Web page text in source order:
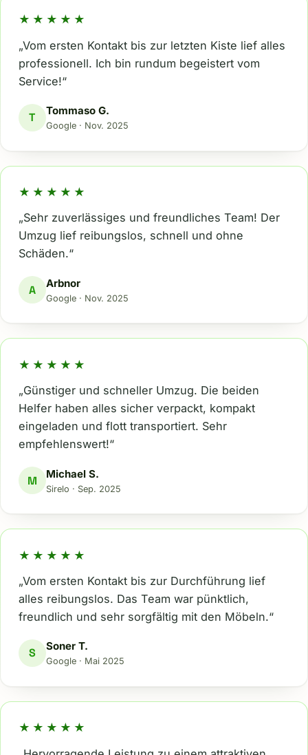
★★★★★
„Vom ersten Kontakt bis zur letzten Kiste lief alles
professionell. Ich bin rundum begeistert vom
Service!“
T Tommaso G.
Google · Nov. 2025
★★★★★
„Sehr zuverlässiges und freundliches Team! Der
Umzug lief reibungslos, schnell und ohne
Schäden.“
A Arbnor
Google · Nov. 2025
★★★★★
„Günstiger und schneller Umzug. Die beiden
Helfer haben alles sicher verpackt, kompakt
eingeladen und flott transportiert. Sehr
empfehlenswert!“
M Michael S.
Sirelo · Sep. 2025
★★★★★
„Vom ersten Kontakt bis zur Durchführung lief
alles reibungslos. Das Team war pünktlich,
freundlich und sehr sorgfältig mit den Möbeln.“
S Soner T.
Google · Mai 2025
★★★★★